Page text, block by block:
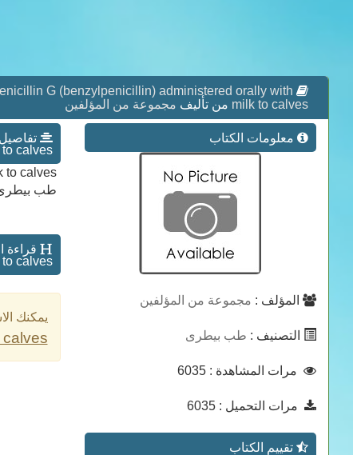
G (benzylpenicillin) administered orally with
milk to calves من تأليف مجموعة من المؤلفين
معلومات الكتاب
المؤلف : مجموعة من المؤلفين
التصنيف : طب بيطرى
مرات المشاهدة : 6035
مرات التحميل : 6035
تقييم الكتاب
to calves
طب
calves
يمكنك
calves